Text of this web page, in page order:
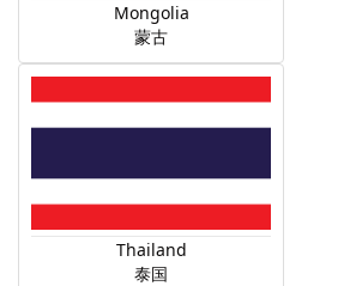
Mongolia
蒙古
Thailand
泰国